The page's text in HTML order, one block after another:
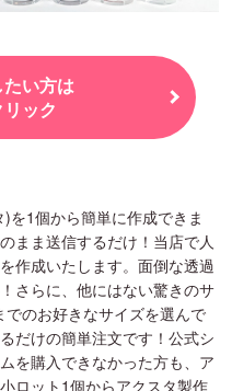
い方は
ック
を1個から簡単に作成できま
まま送信するだけ！当店で人
作成いたします。面倒な透過
さらに、他にはない驚きのサ
のお好きなサイズを選んで
だけの簡単注文です！公式シ
を購入できなかった方も、ア
ロット1個からアクスタ製作